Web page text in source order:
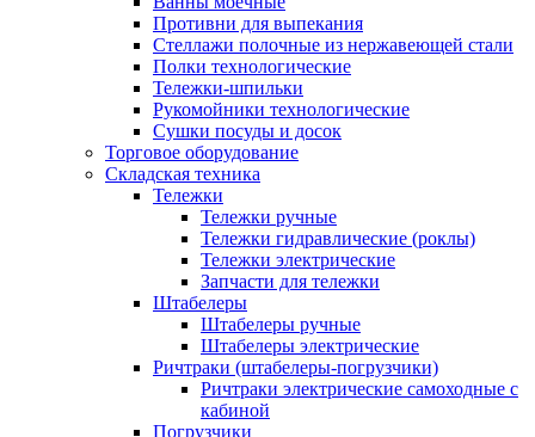
Противни для выпекания
Стеллажи полочные из нержавеющей стали
Полки технологические
Тележки-шпильки
Рукомойники технологические
Сушки посуды и досок
Торговое оборудование
Складская техника
Тележки
Тележки ручные
Тележки гидравлические (роклы)
Тележки электрические
Запчасти для тележки
Штабелеры
Штабелеры ручные
Штабелеры электрические
Ричтраки (штабелеры-погрузчики)
Ричтраки электрические самоходные с
кабиной
Погрузчики